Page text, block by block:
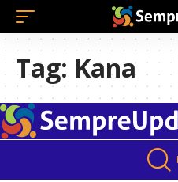
Tag: Kana